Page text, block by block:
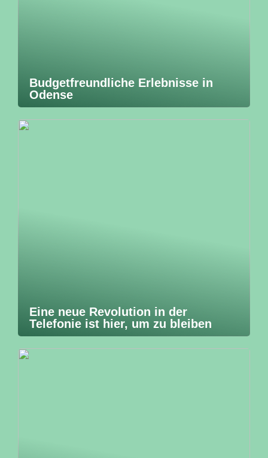
Budgetfreundliche Erlebnisse in
Odense
Eine neue Revolution in der
Telefonie ist hier, um zu bleiben